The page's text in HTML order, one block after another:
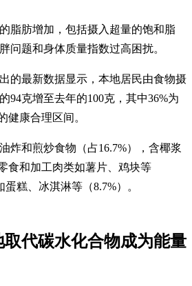
脂肪增加，包括摄入超量的饱和脂
问题和身体质量指数过高困扰。
的最新数据显示，本地居民由食物摄
94克增至去年的100克，其中36%为
健康合理区间。
炸和煎炒食物（占16.7%），含椰浆
食和加工肉类如薯片、鸡块等
蛋糕、冰淇淋等（8.7%）。
代碳水化合物成为能量